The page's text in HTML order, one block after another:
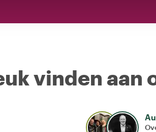
vinden aan